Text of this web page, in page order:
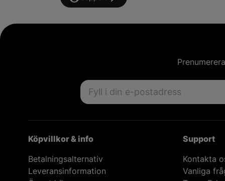
Email address
Köpvillkor & info
Betalningsalternativ
Leveransinformation
Support
Kontakta
Vanliga